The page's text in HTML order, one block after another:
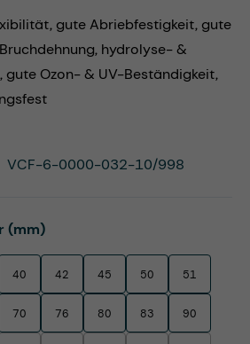
gute Abriebfestigkeit, gute
hydrolyse- &
Ozon- & UV-Beständigkeit,
(mm)auswählen
40 42 45 50 51
70 76 80 83 90
VCF-6-0000-032-10/998